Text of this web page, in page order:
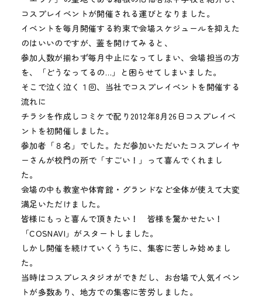
お知らせ
コスプレイベントが開催される運びとなりました。
イベントを毎月開催する約束で会場スケジュールを抑えた
のはいいのですが、蓋を開けてみると、
参加人数が揃わず毎月中止になってしまい、会場担当の方
を、「どうなってるの…」と困らせてしまいました。
そこで泣く泣く１回、当社でコスプレイベントを開催する
流れに
チラシを作成しコミケで配り2012年8月26日コスプレイベ
ントを初開催しました。
参加者「８名」でした。ただ参加いただいたコスプレイヤ
ーさんが校門の所で「すごい！」って喜んでくれまし
た。
会場の中も教室や体育館・グランドなど全体が使えて大変
満足いただけました。
皆様にもっと喜んで頂きたい！ 皆様を驚かせたい！
「COSNAVI」がスタートしました。
しかし開催を続けていくうちに、集客に苦しみ始めまし
た。
当時はコスプレスタジオができだし、お台場で人気イベン
トが多数あり、地方での集客に苦労しました。